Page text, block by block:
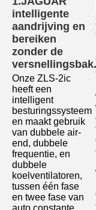
Laat
We
intelligente
aandrijving en
bereiken
zonder de
versnellingsbak.
Onze ZLS-2ic
heeft een
intelligent
besturingssysteem
en maakt gebruik
van dubbele air-
end, dubbele
frequentie, en
dubbele
koelventilatoren,
tussen één fase
en twee fase van
auto constante